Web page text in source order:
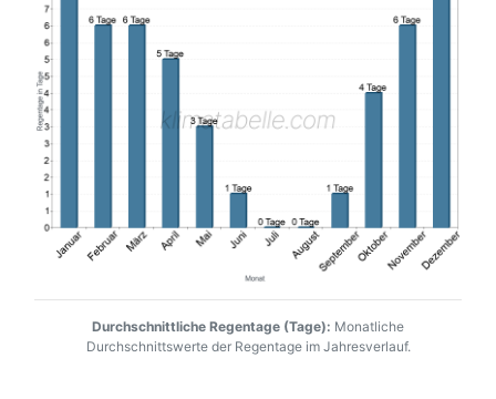
Durchschnittliche Regentage (Tage): Monatliche
Durchschnittswerte der Regentage im Jahresverlauf.